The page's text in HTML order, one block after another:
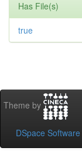
Has File(s)
true
Theme by
DSpace Software